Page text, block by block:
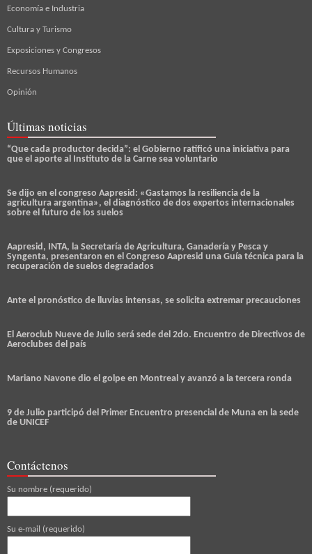
Economía e Industria
Cultura y Turismo
Exposiciones y Congresos
Recursos Humanos
Opinión
Últimas noticias
“Que cada productor decida”: el Gobierno ratificó una iniciativa para
que el aporte al Instituto de la Carne sea voluntario
Se dijo en el congreso Aapresid: «Gastamos la resiliencia de la
agricultura argentina», el diagnóstico de dos expertos internacionales
sobre el futuro de los suelos
Aapresid, INTA, la Secretaría de Agricultura, Ganadería y Pesca y
Syngenta, presentaron en el Congreso Aapresid una Guía técnica para la
recuperación de suelos degradados
Ante el pronóstico de lluvias intensas, se solicita extremar precauciones
El Aeroclub Nueve de Julio será sede del 2do. Encuentro de Directivos de
Aeroclubes del país
Mariano Navone dio el golpe en Montreal y avanzó a la tercera ronda
9 de Julio participó del Primer Encuentro presencial de Muna en la sede
de UNICEF
Contáctenos
Su nombre (requerido)
Su e-mail (requerido)